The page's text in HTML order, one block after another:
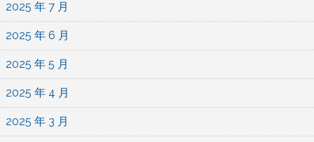
2025 年 7 月
2025 年 6 月
2025 年 5 月
2025 年 4 月
2025 年 3 月